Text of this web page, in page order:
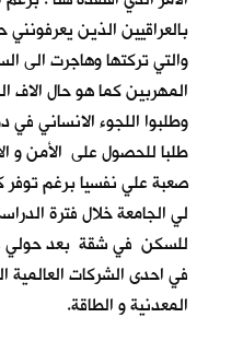
بالعراقيين الذين
والتي تركتها وهاجرت الى
المهربين كما هو حال الاف
وطلبوا اللجوء الانساني في
طلبا للحصول على الأمن و
صعبة علي نفسيا برغم توفر
لي الجامعة خلال فترة
للسكن في شقة بعد حولي
في احدى الشركات
المعدنية و الطاقة.